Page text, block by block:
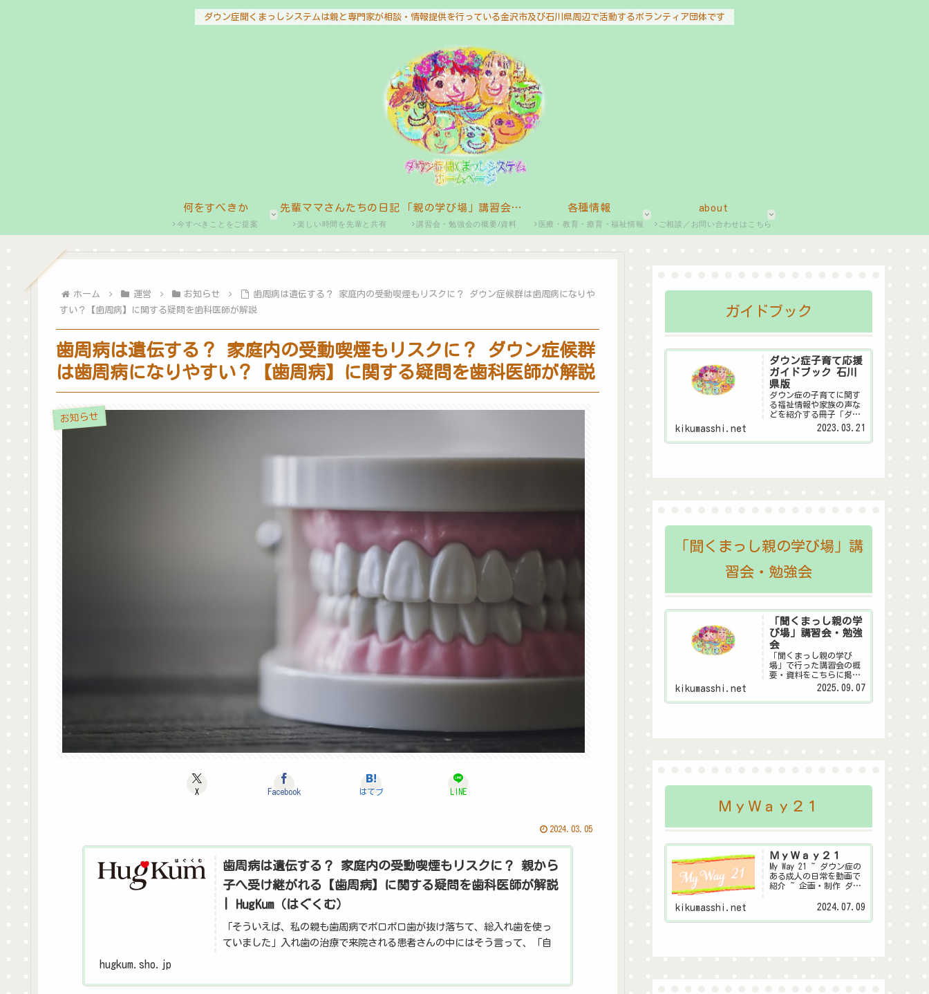
ダウン症聞くまっしシステムは親と専門家が相談・情報提供を行っている金沢市及び石川県周辺で活動するボランティア団体です
何をすべきか
今すべきことをご提案
先輩ママさんたちの日記
楽しい時間を先輩と共有
「親の学び場」講習会・勉強会
講習会・勉強会の概要/資料
各種情報
医療・教育・療育・福祉情報
about
ご相談／お問い合わせはこちら
ホーム 運営 お知らせ
歯周病は遺伝する？ 家庭内の受動喫煙もリスクに？ ダウン症候群は歯周病になりや
すい？【歯周病】に関する疑問を歯科医師が解説
歯周病は遺伝する？ 家庭内の受動喫煙もリスクに？ ダウン症候群
は歯周病になりやすい？【歯周病】に関する疑問を歯科医師が解説
お知らせ
X Facebook はてブ LINE
2024.03.05
歯周病は遺伝する？ 家庭内の受動喫煙もリスクに？ 親から
子へ受け継がれる【歯周病】に関する疑問を歯科医師が解説
| HugKum（はぐくむ）
「そういえば、私の親も歯周病でポロポロ歯が抜け落ちて、総入れ歯を使っ
ていました」入れ歯の治療で来院される患者さんの中にはそう言って、「自
hugkum.sho.jp
ガイドブック
ダウン症子育て応援
ガイドブック 石川
県版
ダウン症の子育てに関す
る福祉情報や家族の声な
どを紹介する冊子「ダウ
ン症子育て応援ガイドブ
ック 石川県版」のデジタ
ル版です。
kikumasshi.net 2023.03.21
「聞くまっし親の学び場」講
習会・勉強会
「聞くまっし親の学
び場」講習会・勉強
会
「聞くまっし親の学び
場」で行った講習会の概
要・資料をこちらに掲載
します。皆様の子育ての
ヒントになれば幸いで
す。親の学び場とは金沢
kikumasshi.net 2025.09.07
ＭｙＷａｙ２１
ＭｙＷａｙ２１
My Way 21 ~ ダウン症の
ある成人の日常を動画で
紹介 ~ 企画・制作 ダウ
kikumasshi.net 2024.07.09